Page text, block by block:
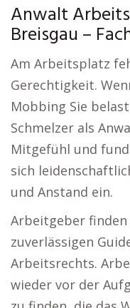
Anwalt
Breisgau –
Am Arbeitsplatz
Gerechtigkeit.
Mobbing Sie
Schmelzer als
Mitgefühl und
sich
und Anstand ein.
Arbeitgeber finden
zuverlässigen
Arbeitsrechts.
wieder vor der